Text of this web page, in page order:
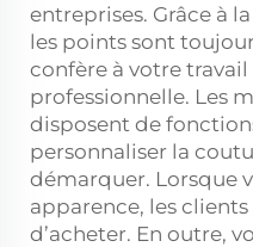
entreprises. Grâce à
les points sont
confère à votre
professionnelle. Les
disposent de
personnaliser la
démarquer. Lorsque
apparence, les
d’acheter. En outre,